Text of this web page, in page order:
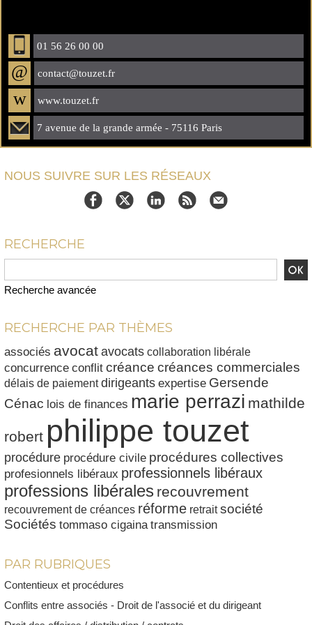
01 56 26 00 00
@ contact@touzet.fr
w www.touzet.fr
7 avenue de la grande armée - 75116 Paris
NOUS SUIVRE SUR LES RÉSEAUX
RECHERCHE
Recherche avancée
RECHERCHE PAR THÈMES
associés avocatavocats collaboration libérale
concurrence conflit créance créances commerciales
délais de paiement dirigeants expertise Gersende
Cénac lois de finances marie perrazi mathilde
robert philippe touzet
procédure procédure civile procédures collectives
profesionnels libéraux professionnels libéraux
professions libérales recouvrement
recouvrement de créances réforme retrait société
Sociétés tommaso cigaina transmission
PAR RUBRIQUES
Contentieux et procédures
Conflits entre associés - Droit de l'associé et du dirigeant